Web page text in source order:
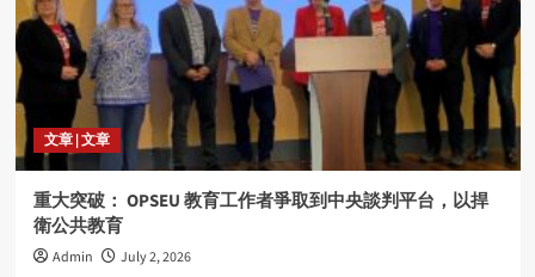
文章 | 文章
重大突破： OPSEU 教育工作者爭取到中央談判平台，以捍
衛公共教育
Admin July 2, 2026